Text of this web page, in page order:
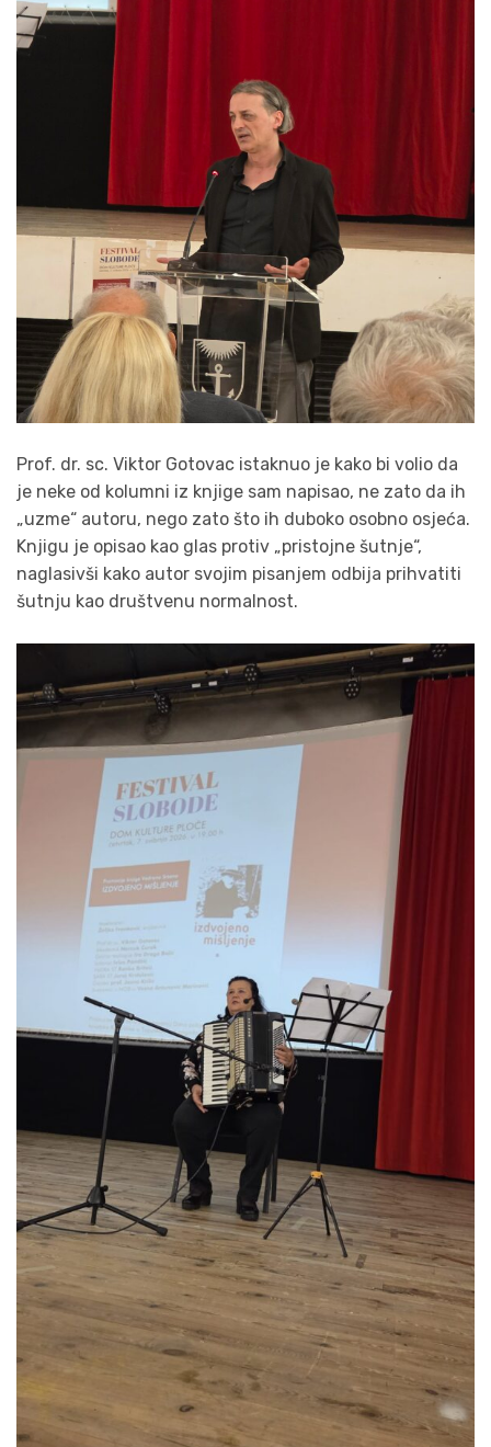
Prof. dr. sc. Viktor Gotovac istaknuo je kako bi volio da
je neke od kolumni iz knjige sam napisao, ne zato da ih
„uzme“ autoru, nego zato što ih duboko osobno osjeća.
Knjigu je opisao kao glas protiv „pristojne šutnje“,
naglasivši kako autor svojim pisanjem odbija prihvatiti
šutnju kao društvenu normalnost.